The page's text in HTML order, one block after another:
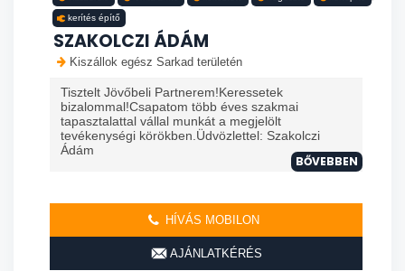
kerítés építő
SZAKOLCZI ÁDÁM
Kiszállok egész Sarkad területén
Tisztelt Jövőbeli Partnerem!Keressetek
bizalommal!Csapatom több éves szakmai
tapasztalattal vállal munkát a megjelölt
tevékenységi körökben.Üdvözlettel: Szakolczi
Ádám
BŐVEBBEN
HÍVÁS MOBILON
AJÁNLATKÉRÉS